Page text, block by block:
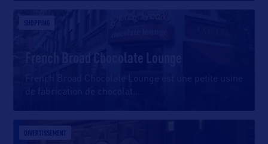
SHOPPING
French Broad Chocolate Lounge
French Broad Chocolate Lounge est une petite usine
de fabrication de chocolat
DIVERTISSEMENT